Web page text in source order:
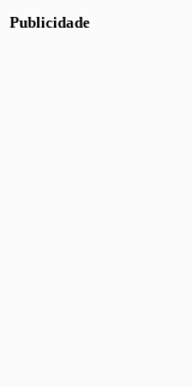
Publicidade